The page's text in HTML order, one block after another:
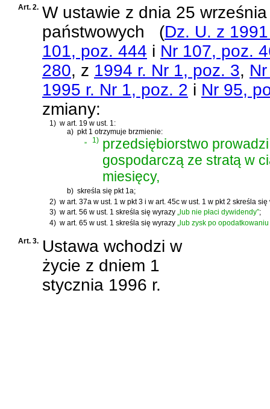
Art. 2. W ustawie z dnia 25
państwowych
(Dz. U. z
101, poz. 444 i Nr 107, poz.
280, z 1994 r. Nr 1, poz. 3,
1995 r. Nr 1, poz. 2 i Nr 95,
zmiany:
1) w art. 19 w ust. 1:
a) pkt 1 otrzymuje brzmienie:
1) przedsiębiorstwo
gospodarczą ze stratą w
miesięcy,
b) skreśla się pkt 1a;
2) w art. 37a w ust. 1 w pkt 3 i w art. 45c w ust. 1 w pkt 2 skreśla
3) w art. 56 w ust. 1 skreśla się wyrazy „lub nie płaci dywidendy”;
4) w art. 65 w ust. 1 skreśla się wyrazy „lub zysk po
Art. 3. Ustawa wchodzi w
życie z dniem 1
stycznia 1996 r.